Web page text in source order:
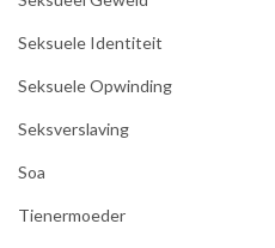
Seksuele Identiteit
Seksuele Opwinding
Seksverslaving
Soa
Tienermoeder